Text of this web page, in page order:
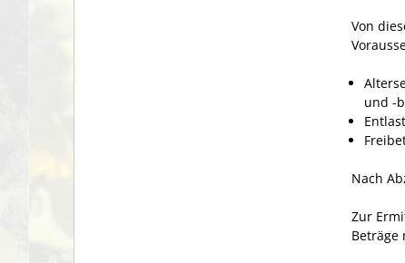
Von
und -
Nach
Zur
Beträge